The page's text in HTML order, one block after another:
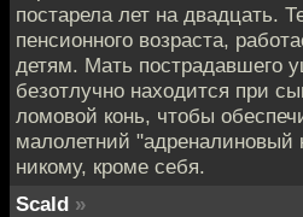
постарела лет на двадцать.
пенсионного возраста,
детям. Мать пострадавшего
безотлучно находится при
ломовой конь, чтобы
малолетний "адреналиновый
никому, кроме себя.
Scald »